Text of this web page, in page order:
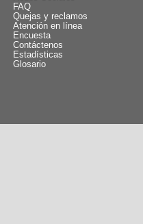
FAQ
Quejas y reclamos
Atención en línea
Encuesta
Contáctenos
Estadísticas
Glosario